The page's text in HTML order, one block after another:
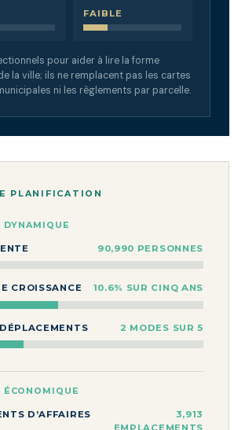
FAIBLE
pour aider à lire la forme
la ville; ils ne remplacent pas les cartes
ni les règlements par parcelle.
PLANIFICATION
DYNAMIQUE
90,990 PERSONNES
CROISSANCE 10.6% SUR CINQ ANS
2 MODES SUR 5
ÉCONOMIQUE
D’AFFAIRES
3,913
EMPLACEMENTS